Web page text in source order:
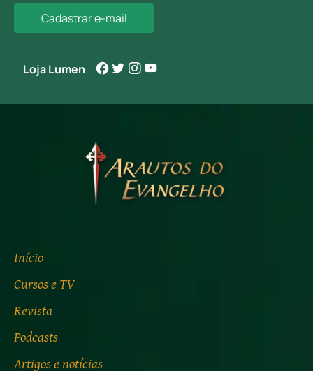
Cadastrar e-mail
Loja Lumen
Início
Cursos e TV
Revista
Podcasts
Artigos e notícias